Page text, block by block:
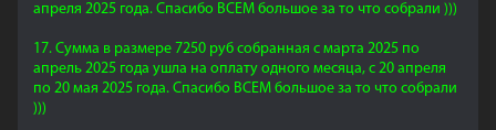
апреля 2025 года. Спасибо ВСЕМ большое за то что собрали )))
17. Сумма в размере 7250 руб собранная с марта 2025 по
апрель 2025 года ушла на оплату одного месяца, с 20 апреля
по 20 мая 2025 года. Спасибо ВСЕМ большое за то что собрали
)))